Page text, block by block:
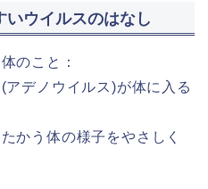
ウイルスのはなし
のこと：
デノウイルス)が体に入る
かう体の様子をやさしく